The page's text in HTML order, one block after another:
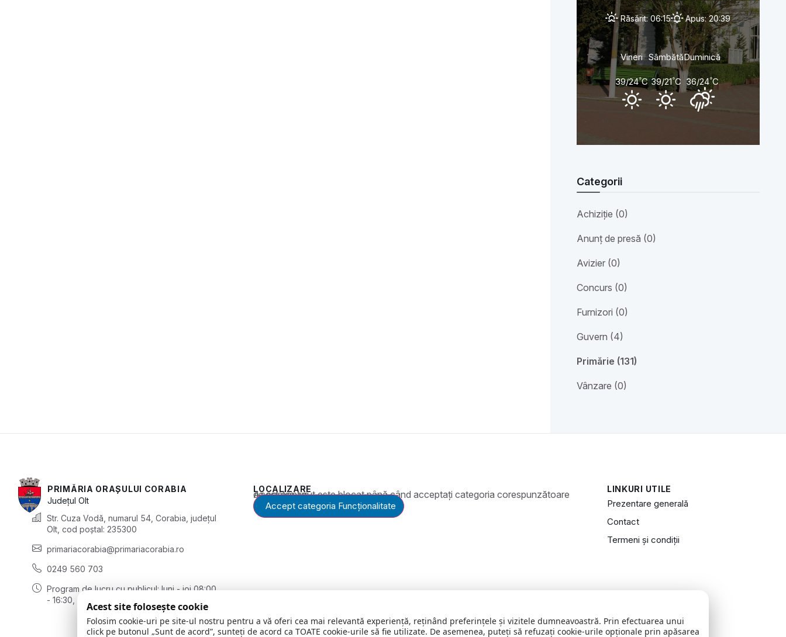
Răsărit: 06:15 Apus: 20:39
Vineri
39/24°C
Sâmbătă
39/21°C
Duminică
36/24°C
Categorii
Achiziție (0)
Anunț de presă (0)
Avizier (0)
Concurs (0)
Furnizori (0)
Guvern (4)
Primărie (131)
Vânzare (0)
PRIMĂRIA ORAȘULUI CORABIA
JudețulOlt
Str. Cuza Vodă, numarul 54, Corabia, județul
Olt, cod poștal: 235300
primariacorabia@primariacorabia.ro
0249 560 703
Program de lucru cu publicul: luni - joi 08:00
- 16:30, vineri 8:00 - 14:00
LOCALIZARE
Acest conținut este blocat până când acceptați categoria corespunzătoare de cookie-uri.
Accept categoria Funcționalitate
LINKURI UTILE
Prezentare generală
Contact
Termeni și condiții
Acest site folosește cookie
Folosim cookie-uri pe site-ul nostru pentru a vă oferi cea mai relevantă experiență, reținând preferințele și vizitele dumneavoastră. Prin efectuarea unui
click pe butonul „Sunt de acord”, sunteți de acord ca TOATE cookie-urile să fie utilizate. De asemenea, puteți să refuzați cookie-urile opționale prin apăsarea